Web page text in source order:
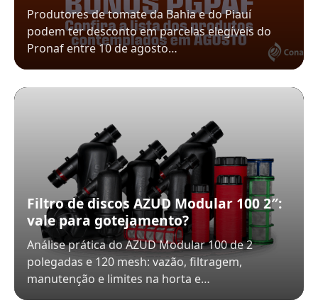
Produtores de tomate da Bahia e do Piauí
podem ter desconto em parcelas elegíveis do
Pronaf entre 10 de agosto…
Filtro de discos AZUD Modular 100 2″:
vale para gotejamento?
Análise prática do AZUD Modular 100 de 2
polegadas e 120 mesh: vazão, filtragem,
manutenção e limites na horta e…